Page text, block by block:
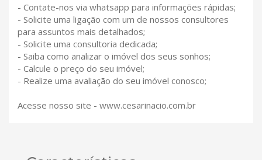
- Contate-nos via whatsapp para informações rápidas;
- Solicite uma ligação com um de nossos consultores
para assuntos mais detalhados;
- Solicite uma consultoria dedicada;
- Saiba como analizar o imóvel dos seus sonhos;
- Calcule o preço do seu imóvel;
- Realize uma avaliação do seu imóvel conosco;
Acesse nosso site - www.cesarinacio.com.br